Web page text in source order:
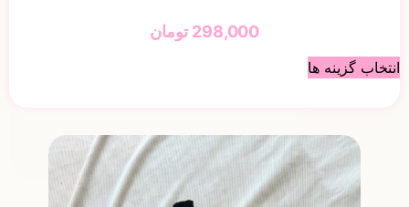
298,000 تومان
انتخاب گزینه ها